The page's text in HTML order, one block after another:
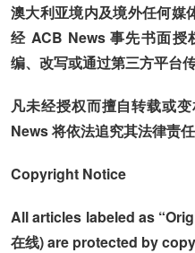
澳大利亚境内及境外任何媒
经 ACB News 事先书面
编、改写或通过第三方平台
凡未经授权而擅自转载或
News 将依法追究其法律责任
Copyright Notice
All articles labeled as
在线) are protected by